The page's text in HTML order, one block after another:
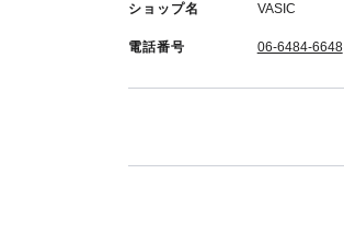
ショップ名 VASIC
電話番号 06-6484-6648